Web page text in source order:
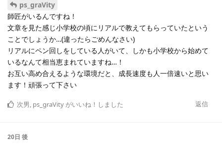
ps_graVity
師匠がいるんですね！
文章を見た感じ小学校の頃にリアルで教えてもらっていたという
ことでしょうか…(違ったらごめんなさい)
リアルにペン回しをしている人がいて、しかも小学校から始めて
いるなんて相当恵まれていますね…！
お互い高め合えるような環境だと、成長速度も人一倍速いと思い
ます！頑張って下さい
返信
次男, ps_graVity がいいね！しました
20日 後